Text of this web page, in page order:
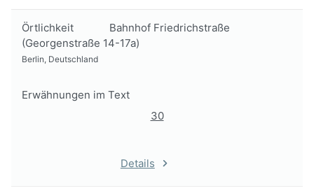
Örtlichkeit
Bahnhof Friedrichstraße
(Georgenstraße 14-17a)
Berlin, Deutschland
Erwähnungen im Text
30
Details